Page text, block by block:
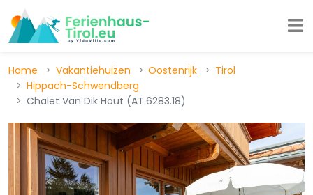
Home Vakantiehuizen Oostenrijk
Tirol
Hippach-Schwendberg
Chalet Van Dik Hout (AT.6283.18)